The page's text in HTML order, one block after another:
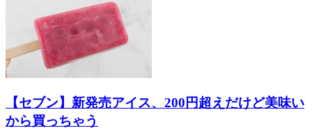
【セブン】新発売アイス、200円超えだけど美味い
から買っちゃう